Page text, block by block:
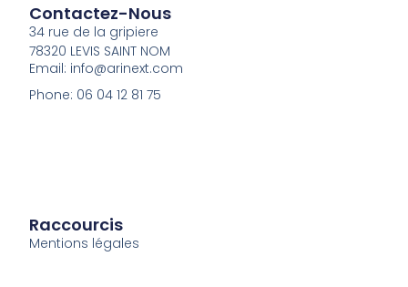
Raccourcis
Mentions légales
Contactez-Nous
34 rue de la gripiere
78320 LEVIS SAINT NOM
Email: info@arinext.com
Phone: 06 04 12 81 75